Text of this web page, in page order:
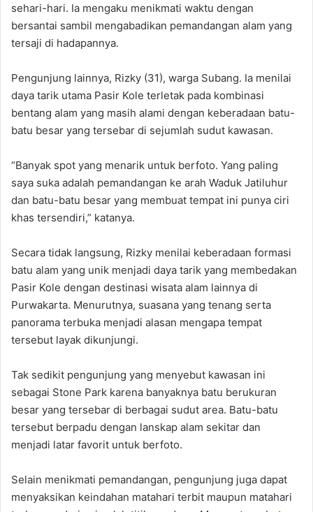
sehari-hari. Ia mengaku menikmati waktu dengan
bersantai sambil mengabadikan pemandangan alam yang
tersaji di hadapannya.
Pengunjung lainnya, Rizky (31), warga Subang. Ia menilai
daya tarik utama Pasir Kole terletak pada kombinasi
bentang alam yang masih alami dengan keberadaan batu-
batu besar yang tersebar di sejumlah sudut kawasan.
“Banyak spot yang menarik untuk berfoto. Yang paling
saya suka adalah pemandangan ke arah Waduk Jatiluhur
dan batu-batu besar yang membuat tempat ini punya ciri
khas tersendiri,” katanya.
Secara tidak langsung, Rizky menilai keberadaan formasi
batu alam yang unik menjadi daya tarik yang membedakan
Pasir Kole dengan destinasi wisata alam lainnya di
Purwakarta. Menurutnya, suasana yang tenang serta
panorama terbuka menjadi alasan mengapa tempat
tersebut layak dikunjungi.
Tak sedikit pengunjung yang menyebut kawasan ini
sebagai Stone Park karena banyaknya batu berukuran
besar yang tersebar di berbagai sudut area. Batu-batu
tersebut berpadu dengan lanskap alam sekitar dan
menjadi latar favorit untuk berfoto.
Selain menikmati pemandangan, pengunjung juga dapat
menyaksikan keindahan matahari terbit maupun matahari